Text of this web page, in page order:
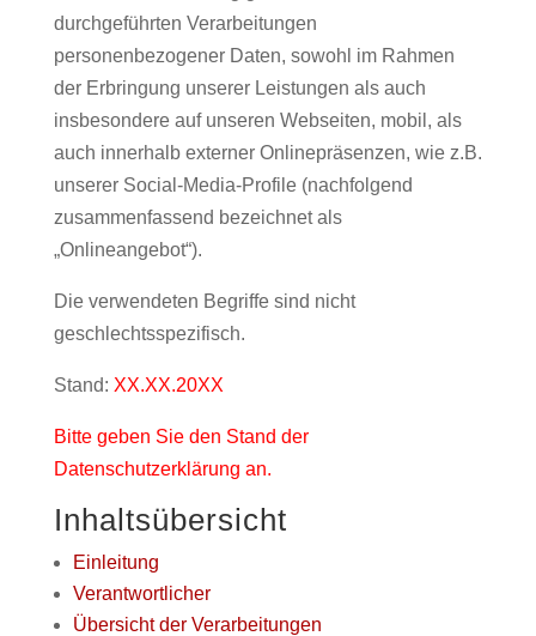
durchgeführten Verarbeitungen
personenbezogener Daten, sowohl im Rahmen
der Erbringung unserer Leistungen als auch
insbesondere auf unseren Webseiten, mobil, als
auch innerhalb externer Onlinepräsenzen, wie z.B.
unserer Social-Media-Profile (nachfolgend
zusammenfassend bezeichnet als
„Onlineangebot“).
Die verwendeten Begriffe sind nicht
geschlechtsspezifisch.
Stand: XX.XX.20XX
Bitte geben Sie den Stand der
Datenschutzerklärung an.
Inhaltsübersicht
Einleitung
Verantwortlicher
Übersicht der Verarbeitungen